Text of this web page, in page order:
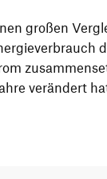
großen
verändert